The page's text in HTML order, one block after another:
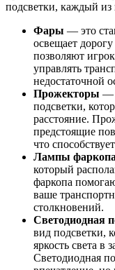
подсветки, каждый из
Фары — это
освещает
позволяют
управлять
недостаточной
Прожекторы —
подсветки,
расстояние.
предстоящие
что
Лампы фаркопа
который
фаркопа
ваше
столкновений.
Светодиодная
вид подсветки,
яркость света в
Светодиодная